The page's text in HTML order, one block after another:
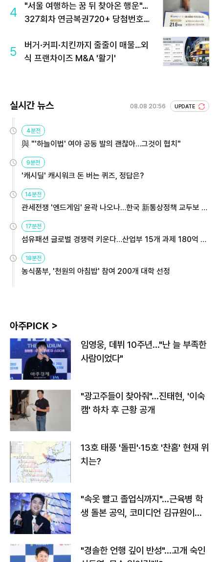
4
"서울 여행하는 꿈 뒤 찾아온 행운"…
327회차 연금복권720+ 당첨번호조
5
버거·커피·치킨까지 줄줄이 매물…외
식 프랜차이즈 M&A '활기'
실시간 뉴스 08.08 20:56 UPDATE
4분전
與 "'하늘이법' 여야 공동 발의 괜찮아…그것이 협치"
9분전
'캐시딜' 캐시워크 돈 버는 퀴즈, 정답은?
14분전
관세전쟁 '엔드게임' 윤곽 나오나…한국 新통상정책 교두보 활
용해야
17분전
섬유패션 글로벌 경쟁력 키운다…산업부 15개 과제 180억 지
원
18분전
농식품부, '천원의 아침밥' 참여 200개 대학 선정
아주PICK >
임영웅, 데뷔 10주년…"난 늘 부족한
사람이었다"
"광고주들이 찾아줘"…진태현, '이숙
캠' 하차 후 근황 공개
13호 태풍 '돌핀'·15호 '찬홈' 현재 위
치는?
"속옷 빨고 졸업식까지"…근육병 학
생 돌본 공익, 코미디언 김규원이었
"경솔한 언행 깊이 반성"…고개 숙인